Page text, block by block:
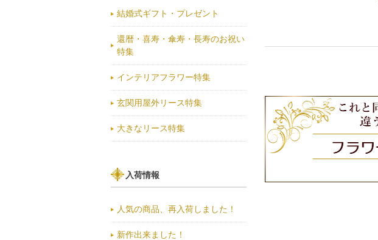
結婚式ギフト・プレゼント
還暦・喜寿・傘寿・長寿のお祝い
特集
インテリアフラワー特集
玄関用屋外リース特集
大きなリース特集
入荷情報
人気の商品、再入荷しました！
新作出来ました！